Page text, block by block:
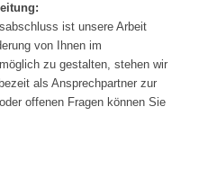
ist unsere Arbeit
von Ihnen im
zu gestalten, stehen wir
als Ansprechpartner zur
offenen Fragen können Sie